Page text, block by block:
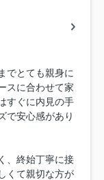
でとても親身に
スに合わせて家
すぐに内見の手
で安心感があり
、終始丁寧に接
くて親切な方が